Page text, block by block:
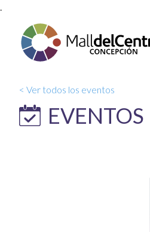
.
< Ver todos los eventos
EVENTOS